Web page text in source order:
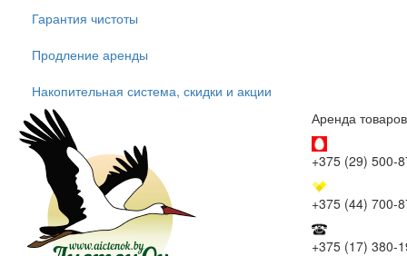
Гарантия чистоты
Продление аренды
Накопительная система, скидки и акции
Аренда
+375 (29) 500-
+375 (44) 700-
+375 (17) 380-